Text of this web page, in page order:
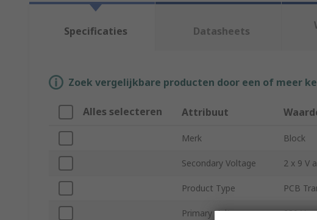
Specificaties Datasheets
Zoek vergelijkbare producten door een of meer
Alles selecteren Attribuut
Merk Block
Secondary Voltage 2 x 9 V
Product Type PCB
Primary Voltage 230 V ac